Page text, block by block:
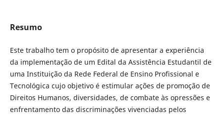
Resumo
Este trabalho tem o propósito de apresentar a experiência
da implementação de um Edital da Assistência Estudantil de
uma Instituição da Rede Federal de Ensino Profissional e
Tecnológica cujo objetivo é estimular ações de promoção de
Direitos Humanos, diversidades, de combate às opressões e
enfrentamento das discriminações vivenciadas pelos